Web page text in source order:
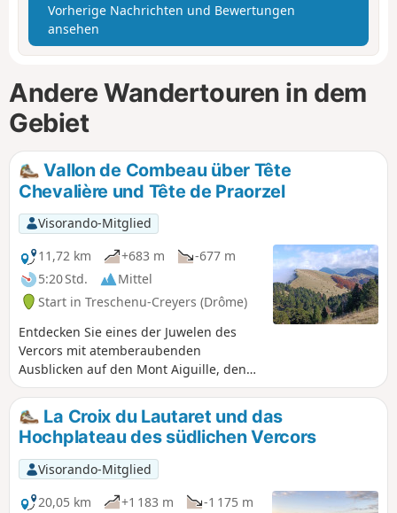
Vorherige Nachrichten und Bewertungen
ansehen
Andere Wandertouren in dem
Gebiet
Vallon de Combeau über Tête
Chevalière und Tête de Praorzel
Visorando-Mitglied
11,72 km
+683 m
-677 m
5:20 Std.
Mittel
Start in Treschenu-Creyers (Drôme)
Entdecken Sie eines der Juwelen des
Vercors mit atemberaubenden
Ausblicken auf den Mont Aiguille, den
Grand Veymont, den Valbonnais und die
Écrins in der Ferne. Zwischen dem Pas
de l'Essaure und der Tête Chevalière
können Sie Steinböcke, Gämsen und
Wildschweine beobachten.
La Croix du Lautaret und das
Hochplateau des südlichen Vercors
Visorando-Mitglied
20,05 km
+1 183 m
-1 175 m